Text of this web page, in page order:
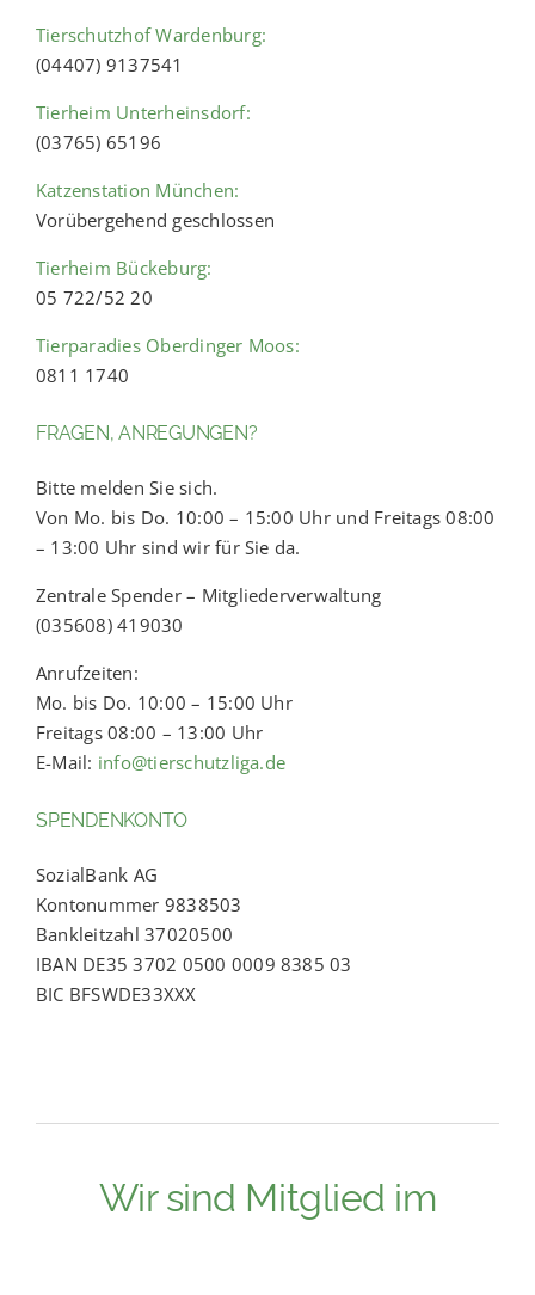
Tierschutzhof Wardenburg:
(04407) 9137541
Tierheim Unterheinsdorf:
(03765) 65196
Katzenstation München:
Vorübergehend geschlossen
Tierheim Bückeburg:
05 722/52 20
Tierparadies Oberdinger Moos:
0811 1740
FRAGEN, ANREGUNGEN?
Bitte melden Sie sich.
Von Mo. bis Do. 10:00 – 15:00 Uhr und Freitags 08:00
– 13:00 Uhr sind wir für Sie da.
Zentrale Spender – Mitgliederverwaltung
(035608) 419030
Anrufzeiten:
Mo. bis Do. 10:00 – 15:00 Uhr
Freitags 08:00 – 13:00 Uhr
E-Mail: info@tierschutzliga.de
SPENDENKONTO
SozialBank AG
Kontonummer 9838503
Bankleitzahl 37020500
IBAN DE35 3702 0500 0009 8385 03
BIC BFSWDE33XXX
Wir sind Mitglied im